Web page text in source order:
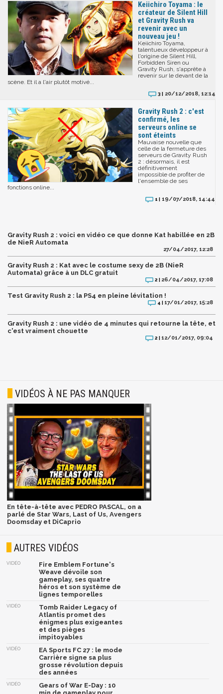
Keiichiro Toyama : le
créateur de Silent Hill
et Gravity Rush va
revenir avec un
nouveau jeu !
Keiichiro Toyama,
talentueux développeur à
l'origine de Silent Hill,
Forbidden Siren ou
Gravity Rush, s'apprête à
revenir sur le devant de la
scène. Et il a l'air plutôt motivé...
3 | 20/12/2018, 12:14
Gravity Rush 2 : c'est
confirmé, les
serveurs online se
sont éteints
Mauvaise nouvelle que
celle de la fermeture des
serveurs de Gravity Rush
2 : désormais, il est
définitivement
impossible de profiter de
l'ensemble de ses
fonctions online...
1 | 19/07/2018, 14:44
Gravity Rush 2 : voici en vidéo ce que donne Kat habillée en 2B
de NieR Automata
27/04/2017, 12:28
Gravity Rush 2 : Kat avec le costume sexy de 2B (NieR
Automata) grâce à un DLC gratuit
2 | 26/04/2017, 17:08
Test Gravity Rush 2 : la PS4 en pleine lévitation !
4 |17/01/2017, 15:28
Gravity Rush 2 : une vidéo de 4 minutes qui retourne la tête, et
c'est vraiment chouette
2 |12/01/2017, 09:04
VIDÉOS À NE PAS MANQUER
En tête-à-tête avec PEDRO PASCAL, on a
parlé de Star Wars, Last of Us, Avengers
Doomsday et DiCaprio
AUTRES VIDÉOS
VIDÉO
Fire Emblem Fortune's
Weave dévoile son
gameplay, ses quatre
héros et son système de
lignes temporelles
VIDÉO
Tomb Raider Legacy of
Atlantis promet des
énigmes plus exigeantes
et des pièges
impitoyables
VIDÉO
EA Sports FC 27 : le mode
Carrière signe sa plus
grosse révolution depuis
des années
VIDÉO
Gears of War E-Day : 10